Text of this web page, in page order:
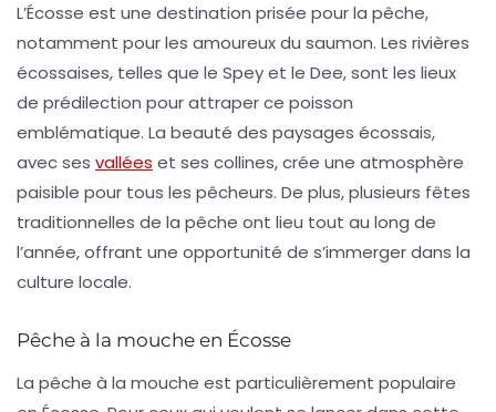
L’Écosse est une destination prisée pour la pêche,
notamment pour les amoureux du saumon. Les rivières
écossaises, telles que le Speyet le Dee, sont les lieux
de prédilection pour attraper ce poisson
emblématique. La beauté des paysages écossais,
avec ses vallées et ses collines, crée une atmosphère
paisible pour tous les pêcheurs. De plus, plusieurs fêtes
traditionnelles de la pêche ont lieu tout au long de
l’année, offrant une opportunité de s’immerger dans la
culture locale.
Pêche à la mouche en Écosse
La pêche à la mouche est particulièrement populaire